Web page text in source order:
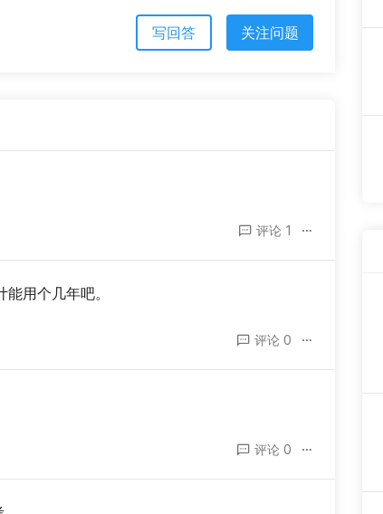
写回答 关注问题
评论 1
用个几年吧。
评论 0
评论 0